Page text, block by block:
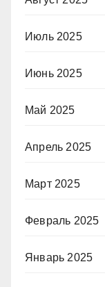
Июль 2025
Июнь 2025
Май 2025
Апрель 2025
Март 2025
Февраль 2025
Январь 2025